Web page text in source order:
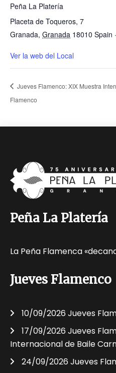
Peña La Platería
Placeta de Toqueros, 7
Granada, Granada 18010 Spain
Ver la web del Local
Jueves Flamenco: XIX Muestra
Flamenco
Peña La Platería
La Peña Flamenca
Jueves Flamenco
10/09/2026 Jueves
17/09/2026 Jueves
Internacional de Baile
24/09/2026 Jueves